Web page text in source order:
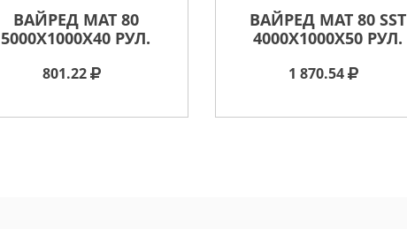
ВАЙРЕД МАТ 80
5000X1000X40 РУЛ.
801.22
ВАЙРЕД МАТ 80 SST
4000X1000X50 РУЛ.
1 870.54